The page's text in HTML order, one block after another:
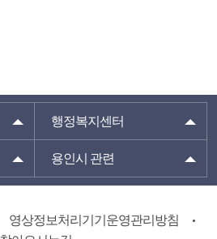
행정복지센터
용인시 관련
영상정보처리기기운영관리방침